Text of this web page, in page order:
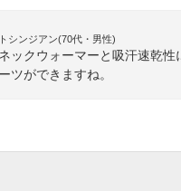
トシンジアン(70代・男性)
ネックウォーマーと吸汗速乾
ーツができますね。